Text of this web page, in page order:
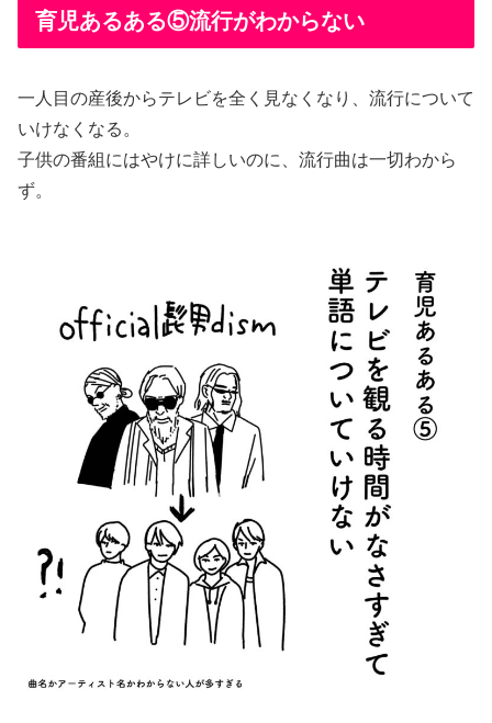
育児あるある⑤流行がわからない
一人目の産後からテレビを全く見なくなり、流行について
いけなくなる。
子供の番組にはやけに詳しいのに、流行曲は一切わから
ず。